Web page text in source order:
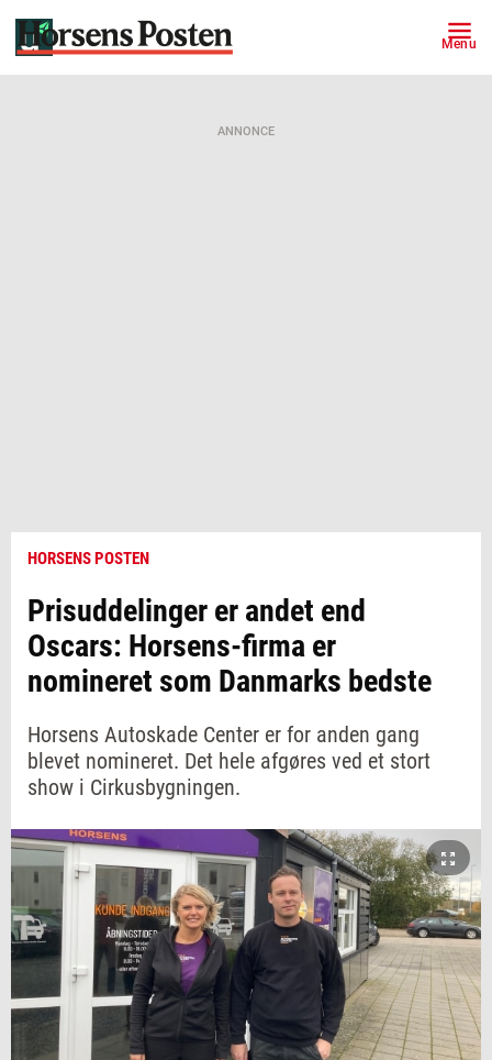
Menu
ANNONCE
HORSENS POSTEN
Prisuddelinger er andet end
Oscars: Horsens-firma er
nomineret som Danmarks bedste
Horsens Autoskade Center er for anden gang
blevet nomineret. Det hele afgøres ved et stort
show i Cirkusbygningen.